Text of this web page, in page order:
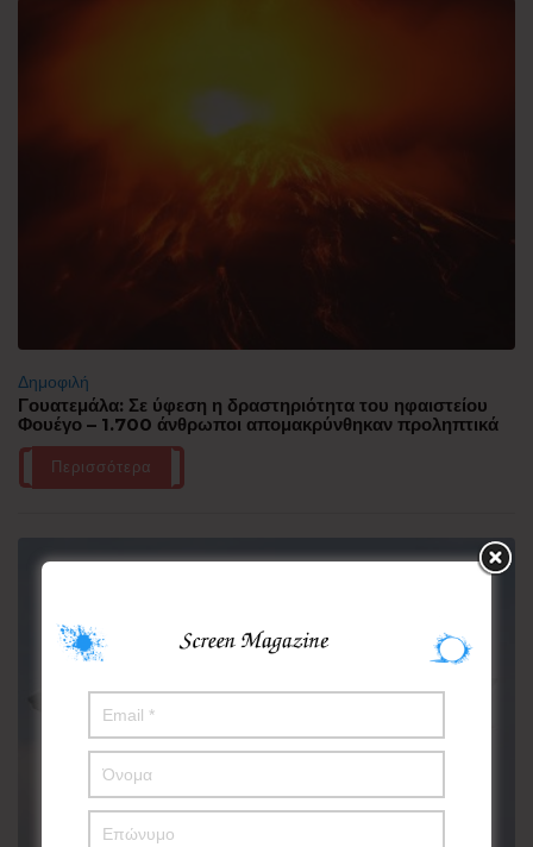
Δημοφιλή
Γουατεμάλα: Σε ύφεση η δραστηριότητα του ηφαιστείου
Φουέγο – 1.700 άνθρωποι απομακρύνθηκαν προληπτικά
Περισσότερα